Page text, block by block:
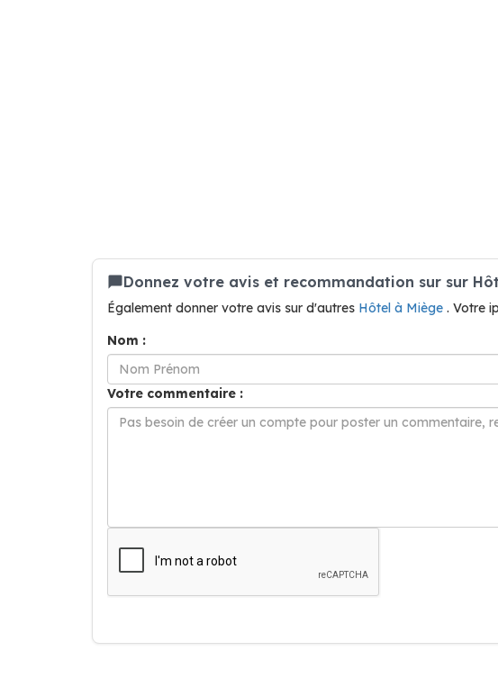
Donnez votre avis et recommandation sur sur
Également donner votre avis sur d'autres Hôtel à Miège . Votre
Nom :
Votre commentaire :